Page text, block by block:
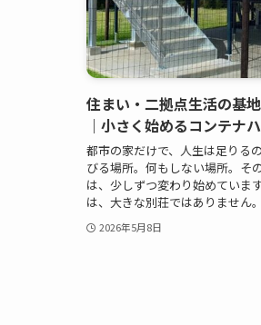
住まい・二拠点生活の基
｜小さく始めるコンテナ
都市の家だけで、人生は足りる
びる場所。何もしない場所。そ
は、少しずつ変わり始めていま
は、大きな別荘ではありません
2026年5月8日